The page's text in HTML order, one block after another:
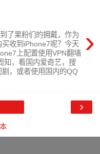
›
了果粉们的拥戴，作为
收到iPhone7呢？今天
上配置使用VPN翻墙
知，看国内爱奇艺，搜
，或者使用国内的QQ
›